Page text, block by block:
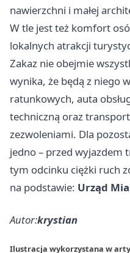
nawierzchni i małej
W tle jest też komfort
lokalnych atrakcji
Zakaz nie obejmie
wynika, że będą z niego
ratunkowych, auta
techniczną oraz
zezwoleniami. Dla
jedno – przed wyjazdem
tym odcinku ciężki ruch
na podstawie: Urząd
Autor:krystian
Ilustracja wykorzystana w